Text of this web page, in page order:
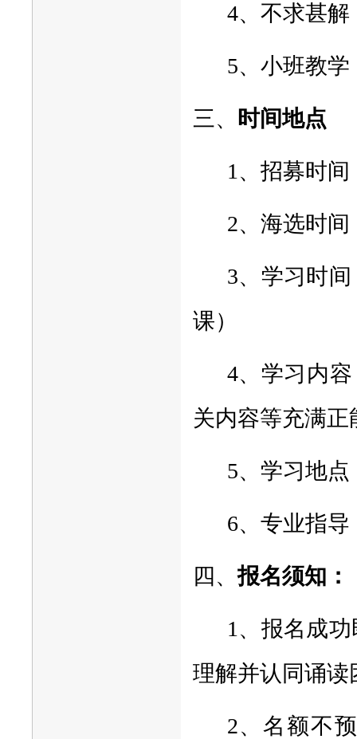
4、不求甚
5、小班教
三、 时间地点
1、招募时间
2、海选时间
3、学习时
课）
4、学习内
关内容等充满
5、学习地
6、专业指
四、报名须知：
1、报名成
理解并认同诵
2、名额不